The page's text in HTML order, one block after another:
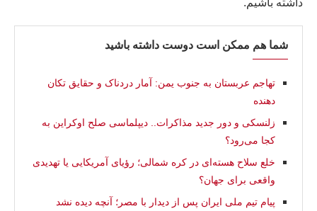
داشته باشیم.
شما هم ممکن است دوست داشته باشید
تهاجم عربستان به جنوب یمن: آمار دردناک و حقایق تکان
دهنده
زلنسکی و دور جدید مذاکرات.. دیپلماسی صلح اوکراین به
کجا می‌رود؟
خلع سلاح هسته‌ای در کره شمالی؛ رؤیای آمریکایی یا تهدیدی
واقعی برای جهان؟
پیام تیم ملی ایران پس از دیدار با مصر؛ آنچه دیده نشد